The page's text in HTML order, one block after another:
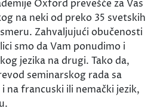
Oxford prevešće za Vas
na neki od preko 35 svetskih
Zahvaljujući obučenosti
smo da Vam ponudimo i
jezika na drugi. Tako da,
seminarskog rada sa
na francuski ili nemački jezik,